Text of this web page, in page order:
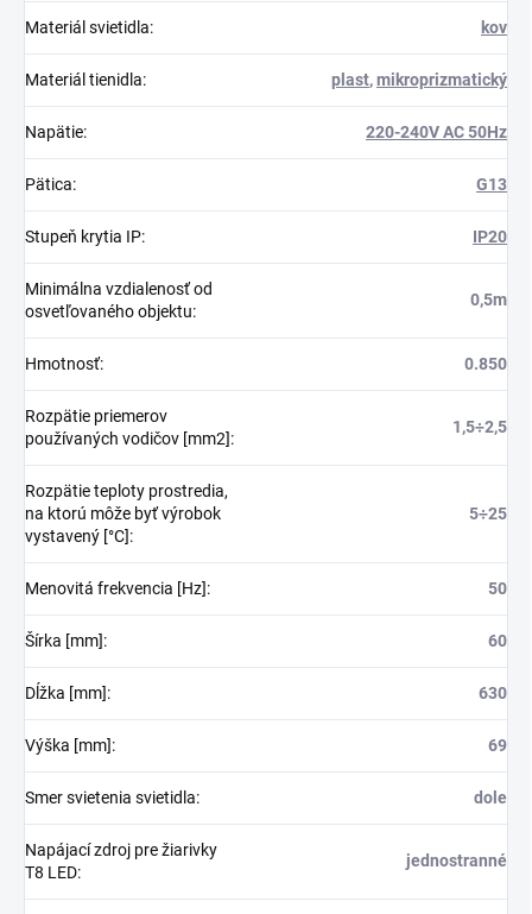
Materiál svietidla: kov
Materiál tienidla: plast,mikroprizmatický
Napätie: 220-240V AC 50Hz
Pätica: G13
Stupeň krytia IP: IP20
Minimálna vzdialenosť od
osvetľovaného objektu:
0,5m
Hmotnosť: 0.850
Rozpätie priemerov
používaných vodičov [mm2]:
1,5÷2,5
Rozpätie teploty prostredia,
na ktorú môže byť výrobok
vystavený [°C]:
5÷25
Menovitá frekvencia [Hz]: 50
Šírka [mm]: 60
Dĺžka [mm]: 630
Výška [mm]: 69
Smer svietenia svietidla: dole
Napájací zdroj pre žiarivky
T8 LED:
jednostranné